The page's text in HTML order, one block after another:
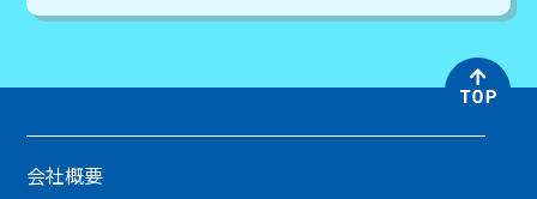
会社概要